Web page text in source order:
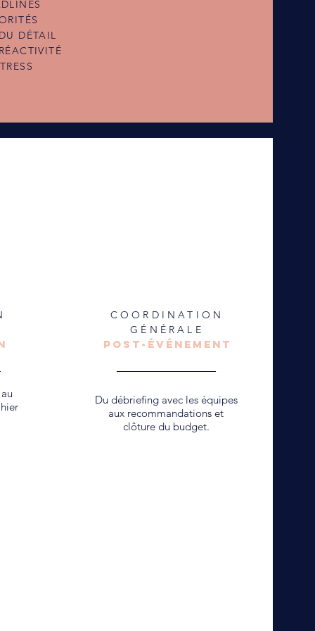
DÉTAIL
ITÉ
COORDINATION
GÉNÉRALE
post-événement
Du débriefing avec les équipes
aux recommandations et
clôture du budget.